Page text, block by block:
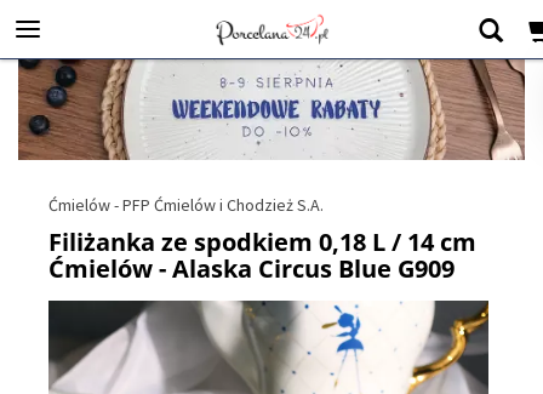
Ćmielów - PFP Ćmielów i Chodzież S.A.
Filiżanka ze spodkiem 0,18 L / 14 cm
Ćmielów - Alaska Circus Blue G909